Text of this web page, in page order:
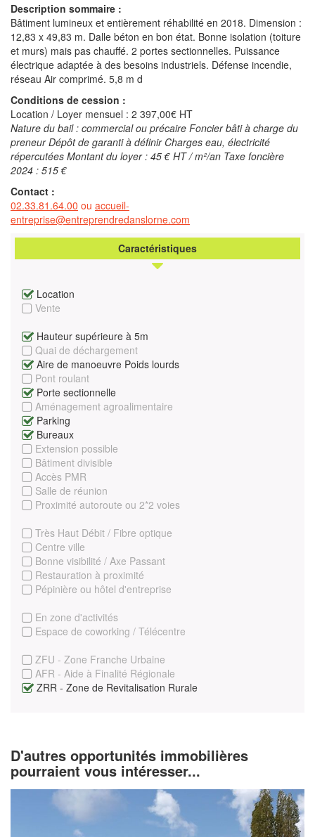
Description sommaire :
Bâtiment lumineux et entièrement réhabilité en 2018. Dimension :
12,83 x 49,83 m. Dalle béton en bon état. Bonne isolation (toiture
et murs) mais pas chauffé. 2 portes sectionnelles. Puissance
électrique adaptée à des besoins industriels. Défense incendie,
réseau Air comprimé. 5,8 m d
Conditions de cession :
Location / Loyer mensuel : 2 397,00€ HT
Nature du bail : commercial ou précaire Foncier bâti à charge du
preneur Dépôt de garanti à définir Charges eau, électricité
répercutées Montant du loyer : 45 € HT / m²/an Taxe foncière
2024 : 515 €
Contact :
02.33.81.64.00 ou accueil-
entreprise@entreprendredanslorne.com
Caractéristiques
Location
Vente
Hauteur supérieure à 5m
Quai de déchargement
Aire de manoeuvre Poids lourds
Pont roulant
Porte sectionnelle
Aménagement agroalimentaire
Parking
Bureaux
Extension possible
Bâtiment divisible
Accès PMR
Salle de réunion
Proximité autoroute ou 2*2 voies
Très Haut Débit / Fibre optique
Centre ville
Bonne visibilité / Axe Passant
Restauration à proximité
Pépinière ou hôtel d'entreprise
En zone d'activités
Espace de coworking / Télécentre
ZFU - Zone Franche Urbaine
AFR - Aide à Finalité Régionale
ZRR - Zone de Revitalisation Rurale
D'autres opportunités immobilières
pourraient vous intéresser...